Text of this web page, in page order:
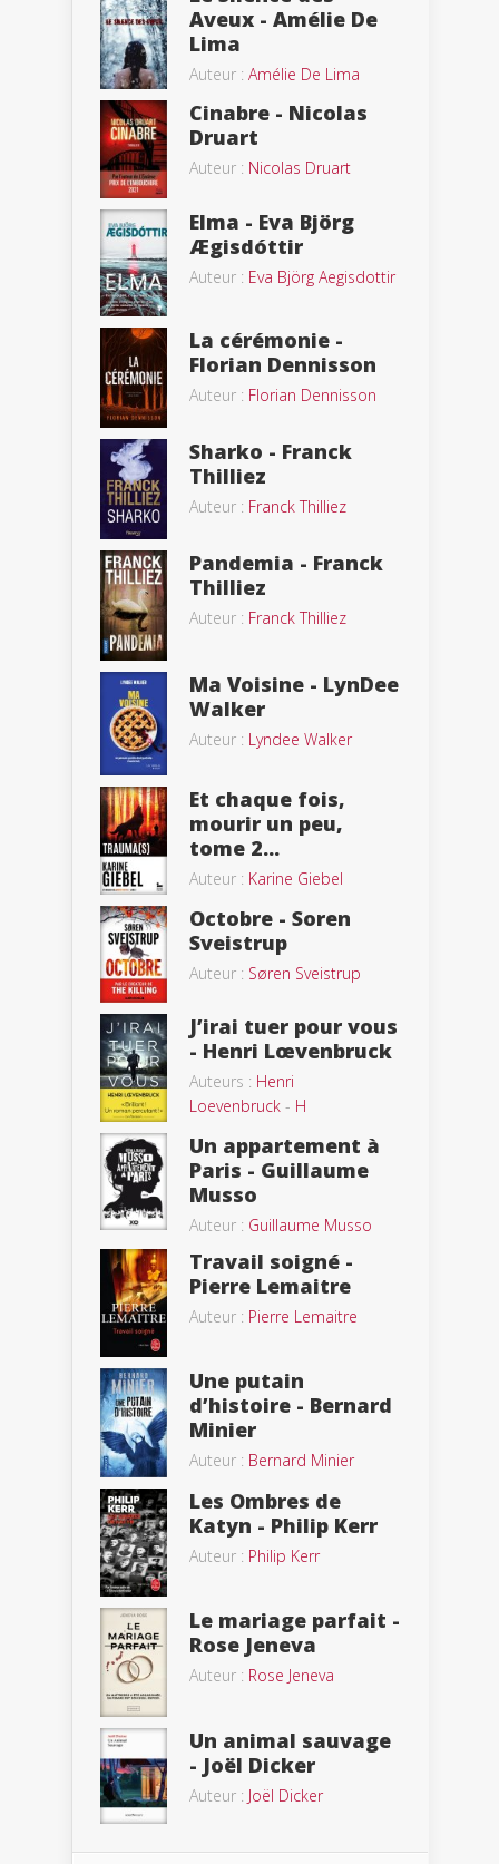
Aveux - Amélie De
Lima
Auteur : Amélie De Lima
Cinabre - Nicolas
Druart
Auteur : Nicolas Druart
Elma - Eva Björg
Ægisdóttir
Auteur : Eva Björg Aegisdottir
La cérémonie -
Florian Dennisson
Auteur : Florian Dennisson
Sharko - Franck
Thilliez
Auteur : Franck Thilliez
Pandemia - Franck
Thilliez
Auteur : Franck Thilliez
Ma Voisine - LynDee
Walker
Auteur : Lyndee Walker
Et chaque fois,
mourir un peu,
tome 2...
Auteur : Karine Giebel
Octobre - Soren
Sveistrup
Auteur : Søren Sveistrup
J’irai tuer pour vous
- Henri Lœvenbruck
Auteurs : Henri
Loevenbruck - H
Un appartement à
Paris - Guillaume
Musso
Auteur : Guillaume Musso
Travail soigné -
Pierre Lemaitre
Auteur : Pierre Lemaitre
Une putain
d’histoire - Bernard
Minier
Auteur : Bernard Minier
Les Ombres de
Katyn - Philip Kerr
Auteur : Philip Kerr
Le mariage parfait -
Rose Jeneva
Auteur : Rose Jeneva
Un animal sauvage
- Joël Dicker
Auteur : Joël Dicker